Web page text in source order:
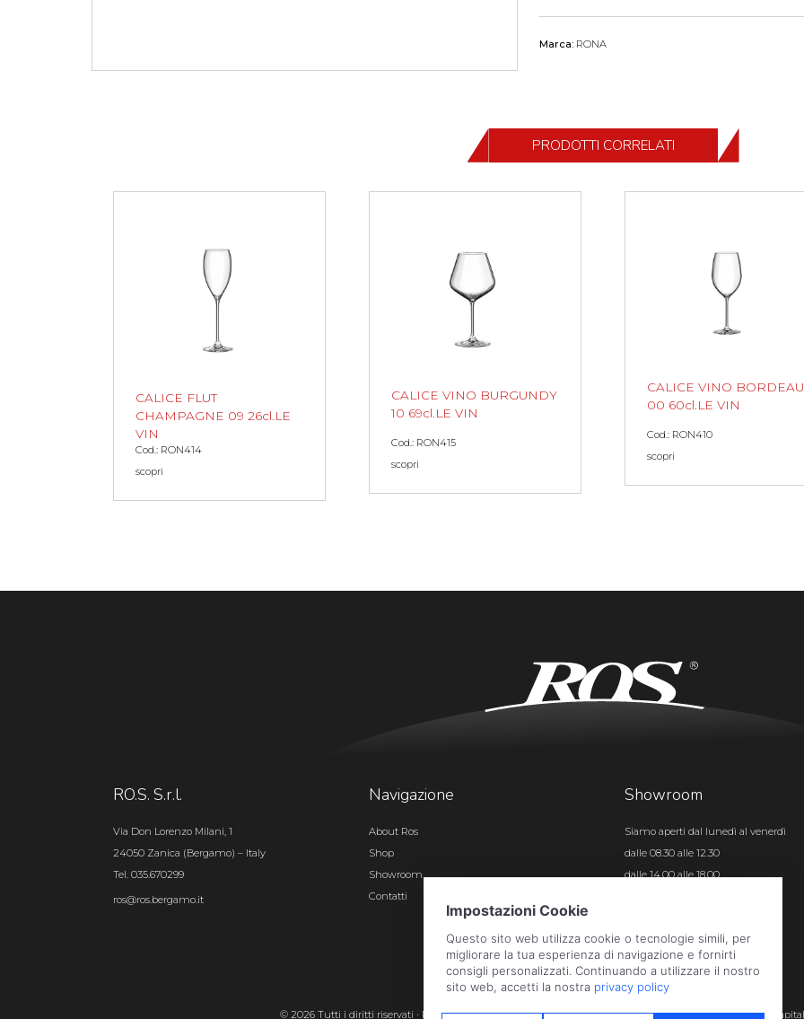
Marca: RONA
PRODOTTI CORRELATI
CALICE FLUT
CHAMPAGNE 09 26cl.LE
VIN
Cod.: RON414
scopri
CALICE VINO BURGUNDY
10 69cl.LE VIN
Cod.: RON415
scopri
CALICE VINO
00 60cl.LE VIN
Cod.: RON410
scopri
RO.S. S.r.l.
Via Don Lorenzo Milani, 1
24050 Zanica (Bergamo) – Italy
Tel. 035.670299
ros@ros.bergamo.it
Navigazione
About Ros
Shop
Showroom
Contatti
Showroom
Siamo aperti dal lunedì al venerdì
dalle 08.30 alle 12.30
dalle 14.00 alle 18.00
© 2026 Tutti i diritti riservati · P.iva e c.f. 01496180165 · Iscr. registro imprese di Bergamo n. 01496180165 ·